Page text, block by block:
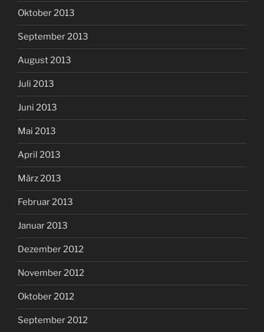
Oktober 2013
September 2013
August 2013
Juli 2013
Juni 2013
Mai 2013
April 2013
März 2013
Februar 2013
Januar 2013
Dezember 2012
November 2012
Oktober 2012
September 2012